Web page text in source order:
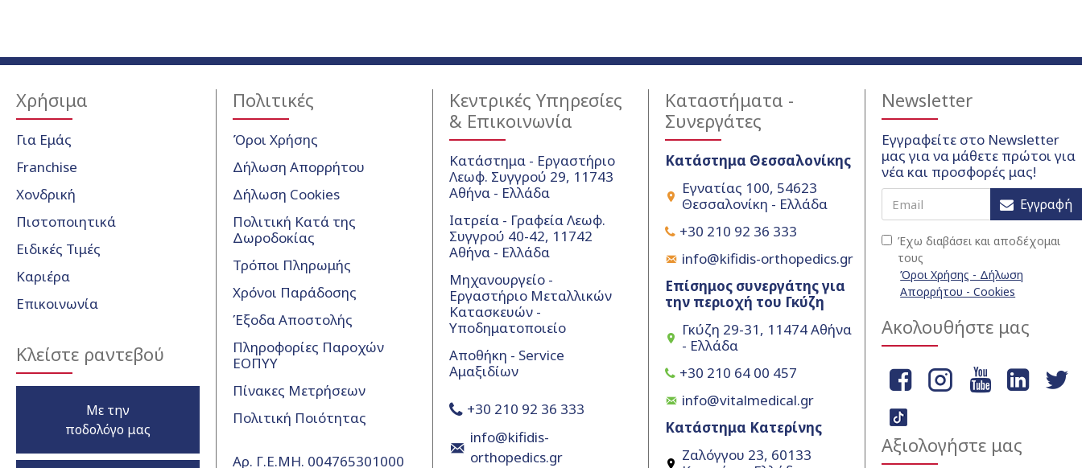
Χρήσιμα
Για Εμάς
Franchise
Χονδρική
Πιστοποιητικά
Ειδικές Τιμές
Καριέρα
Επικοινωνία
Κλείστε ραντεβού
Με την
ποδολόγο μας
Πολιτικές
Όροι Χρήσης
Δήλωση Απορρήτου
Δήλωση Cookies
Πολιτική Κατά της
Δωροδοκίας
Τρόποι Πληρωμής
Χρόνοι Παράδοσης
Έξοδα Αποστολής
Πληροφορίες Παροχών
ΕΟΠΥΥ
Πίνακες Μετρήσεων
Πολιτική Ποιότητας
Αρ. Γ.Ε.ΜΗ. 004765301000
Κεντρικές Υπηρεσίες
& Επικοινωνία
Κατάστημα - Εργαστήριο
Λεωφ. Συγγρού 29, 11743
Αθήνα - Ελλάδα
Ιατρεία - Γραφεία Λεωφ.
Συγγρού 40-42, 11742
Αθήνα - Ελλάδα
Μηχανουργείο -
Εργαστήριο Μεταλλικών
Κατασκευών -
Υποδηματοποιείο
Αποθήκη - Service
Αμαξιδίων
+30 210 92 36 333
info@kifidis-
orthopedics.gr
Καταστήματα -
Συνεργάτες
Κατάστημα Θεσσαλονίκης
Εγνατίας 100, 54623
Θεσσαλονίκη - Ελλάδα
+30 210 92 36 333
info@kifidis-orthopedics.gr
Επίσημος συνεργάτης για
την περιοχή του Γκύζη
Γκύζη 29-31, 11474 Αθήνα
- Ελλάδα
+30 210 64 00 457
info@vitalmedical.gr
Κατάστημα Κατερίνης
Ζαλόγγου 23, 60133
Newsletter
Εγγραφείτε στο Newsletter
μας για να μάθετε πρώτοι για
νέα και προσφορές μας!
Εγγραφή
Έχω διαβάσει και αποδέχομαι
τους
Όροι Χρήσης - Δήλωση
Απορρήτου - Cookies
Ακολουθήστε μας
Αξιολογήστε μας